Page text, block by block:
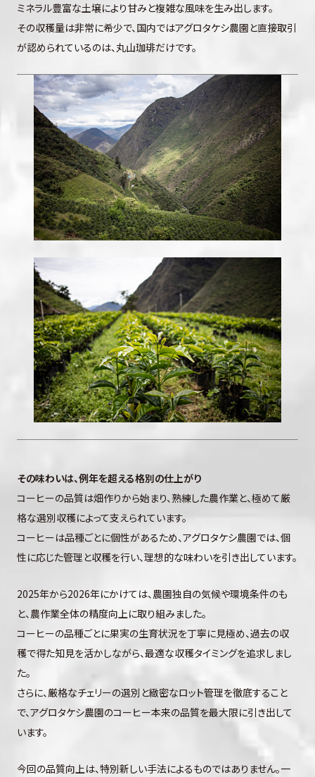
ミネラル豊富な土壌により甘みと複雑な風味を生み出します。
その収穫量は非常に希少で、国内ではアグロタケシ農園と直接取引
が認められているのは、丸山珈琲だけです。
その味わいは、例年を超える格別の仕上がり
コーヒーの品質は畑作りから始まり、熟練した農作業と、極めて厳
格な選別収穫によって支えられています。
コーヒーは品種ごとに個性があるため、アグロタケシ農園では、個
性に応じた管理と収穫を行い、理想的な味わいを引き出しています。
2025年から2026年にかけては、農園独自の気候や環境条件のも
と、農作業全体の精度向上に取り組みました。
コーヒーの品種ごとに果実の生育状況を丁寧に見極め、過去の収
穫で得た知見を活かしながら、最適な収穫タイミングを追求しまし
た。
さらに、厳格なチェリーの選別と緻密なロット管理を徹底すること
で、アグロタケシ農園のコーヒー本来の品質を最大限に引き出して
います。
今回の品質向上は、特別新しい手法によるものではありません。一